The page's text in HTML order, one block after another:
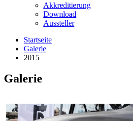
Akkreditierung
Download
Aussteller
Startseite
Galerie
2015
Galerie